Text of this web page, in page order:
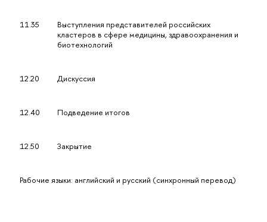
11.35
Выступления представителей российских
кластеров в сфере медицины, здравоохранения и
биотехнологий
12.20 Дискуссия
12.40 Подведение итогов
12.50 Закрытие
Рабочие языки: английский и русский (синхронный перевод)